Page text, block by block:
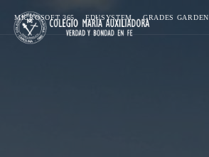
MICROSOFT 365 EDUSYSTEM GRADES GARDEN